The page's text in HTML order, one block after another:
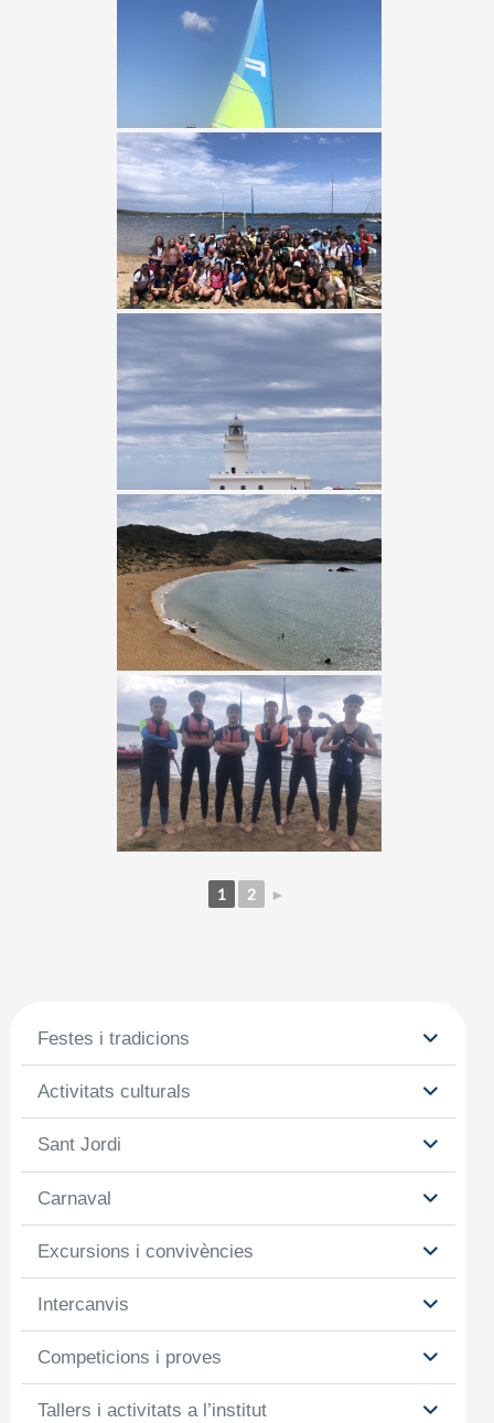
Festes i tradicions
Activitats culturals
Sant Jordi
Carnaval
Excursions i convivències
Intercanvis
Competicions i proves
Tallers i activitats a l’institut
1 2 ►